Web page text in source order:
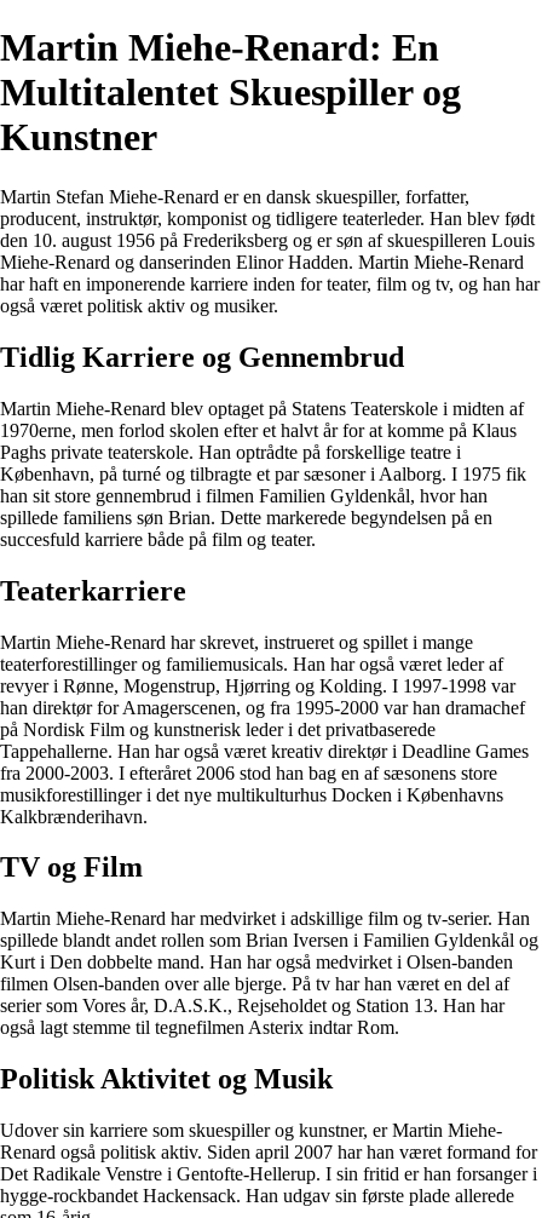
Martin Miehe-Renard: En
Multitalentet Skuespiller og
Kunstner
Martin Stefan Miehe-Renard er en dansk skuespiller, forfatter,
producent, instruktør, komponist og tidligere teaterleder. Han blev født
den 10. august 1956 på Frederiksberg og er søn af skuespilleren Louis
Miehe-Renard og danserinden Elinor Hadden. Martin Miehe-Renard
har haft en imponerende karriere inden for teater, film og tv, og han har
også været politisk aktiv og musiker.
Tidlig Karriere og Gennembrud
Martin Miehe-Renard blev optaget på Statens Teaterskole i midten af
1970erne, men forlod skolen efter et halvt år for at komme på Klaus
Paghs private teaterskole. Han optrådte på forskellige teatre i
København, på turné og tilbragte et par sæsoner i Aalborg. I 1975 fik
han sit store gennembrud i filmen Familien Gyldenkål, hvor han
spillede familiens søn Brian. Dette markerede begyndelsen på en
succesfuld karriere både på film og teater.
Teaterkarriere
Martin Miehe-Renard har skrevet, instrueret og spillet i mange
teaterforestillinger og familiemusicals. Han har også været leder af
revyer i Rønne, Mogenstrup, Hjørring og Kolding. I 1997-1998 var
han direktør for Amagerscenen, og fra 1995-2000 var han dramachef
på Nordisk Film og kunstnerisk leder i det privatbaserede
Tappehallerne. Han har også været kreativ direktør i Deadline Games
fra 2000-2003. I efteråret 2006 stod han bag en af sæsonens store
musikforestillinger i det nye multikulturhus Docken i Københavns
Kalkbrænderihavn.
TV og Film
Martin Miehe-Renard har medvirket i adskillige film og tv-serier. Han
spillede blandt andet rollen som Brian Iversen i Familien Gyldenkål og
Kurt i Den dobbelte mand. Han har også medvirket i Olsen-banden
filmen Olsen-banden over alle bjerge. På tv har han været en del af
serier som Vores år, D.A.S.K., Rejseholdet og Station 13. Han har
også lagt stemme til tegnefilmen Asterix indtar Rom.
Politisk Aktivitet og Musik
Udover sin karriere som skuespiller og kunstner, er Martin Miehe-
Renard også politisk aktiv. Siden april 2007 har han været formand for
Det Radikale Venstre i Gentofte-Hellerup. I sin fritid er han forsanger i
hygge-rockbandet Hackensack. Han udgav sin første plade allerede